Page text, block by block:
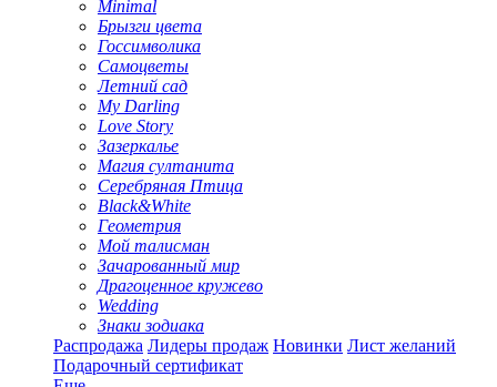
Minimal
Брызги цвета
Госсимволика
Самоцветы
Летний сад
My Darling
Love Story
Зазеркалье
Магия султанита
Серебряная Птица
Black&White
Геометрия
Мой талисман
Зачарованный мир
Драгоценное кружево
Wedding
Знаки зодиака
Распродажа Лидеры продаж Новинки Лист желаний
Подарочный сертификат